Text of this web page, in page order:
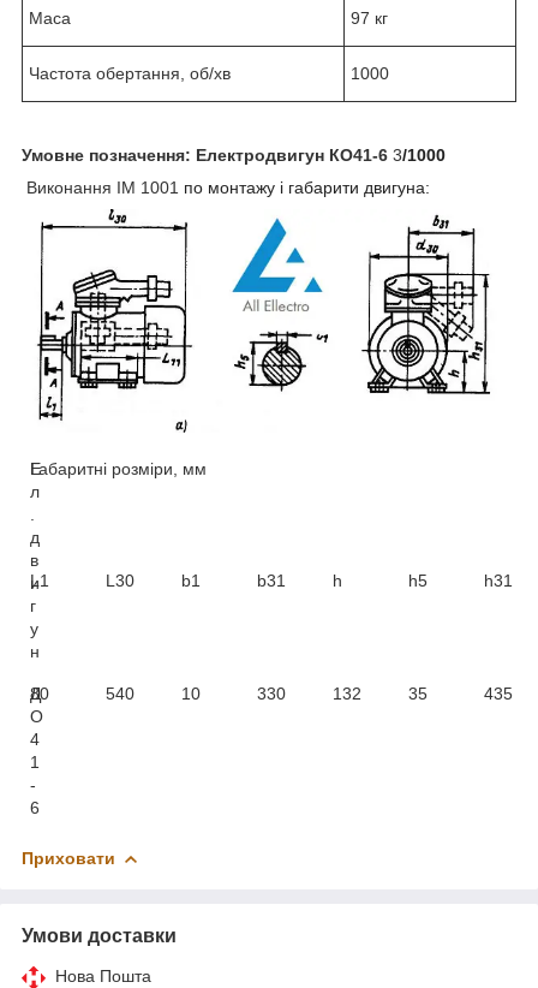
Маса 97 кг
Частота обертання, об/хв 1000
Умовне позначення: Електродвигун КО41-6 3/1000
Виконання IM 1001 по монтажу і габарити двигуна:
Е
л
д
в
и
г
у
н
Габаритні розміри, мм
L1 L30 b1 b31 h h5 h31
Д
О
4
1
-
6
80 540 10 330 132 35 435
Приховати
Умови доставки
Нова Пошта